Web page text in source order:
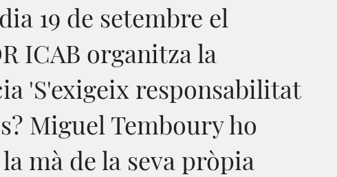
19 de setembre el
ICAB organitza la
'S'exigeix responsabilitat
Miguel Temboury ho
mà de la seva pròpia